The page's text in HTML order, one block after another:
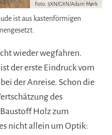
ist aus kastenförmigen
Foto: 3XN/GXN/Adam Mørk
wieder wegfahren.
der erste Eindruck vom
der Anreise. Schon die
des
Holz zum
nicht allein um Optik: